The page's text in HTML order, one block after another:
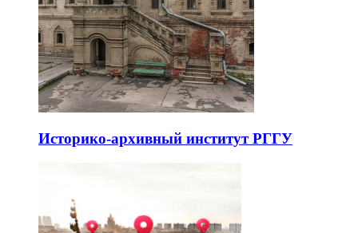
Историко-архивный институт РГГУ